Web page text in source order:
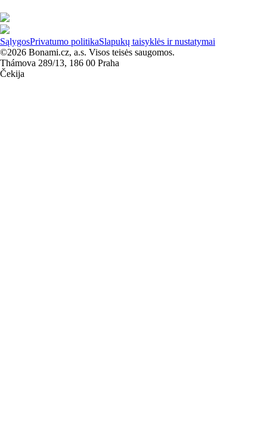
SąlygosPrivatumo politikaSlapukų taisyklės ir nustatymai
©2026 Bonami.cz, a.s. Visos teisės saugomos.
Thámova 289/13, 186 00 Praha
Čekija